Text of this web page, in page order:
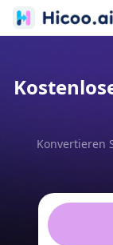
Konvertieren